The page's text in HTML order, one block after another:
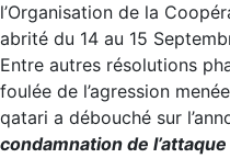
l’Organisation de la
abrité du 14 au 15
Entre autres résolutions
foulée de l’agression
qatari a débouché sur
condamnation de